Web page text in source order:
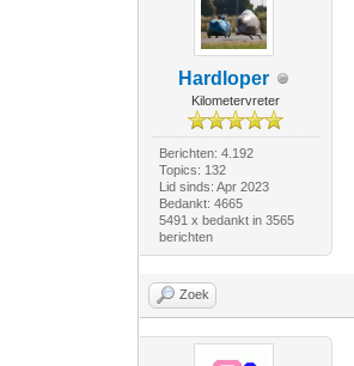
Hardloper
Kilometervreter
Berichten: 4.192
Topics: 132
Lid sinds: Apr 2023
Bedankt: 4665
5491 x bedankt in 3565
berichten
Zoek